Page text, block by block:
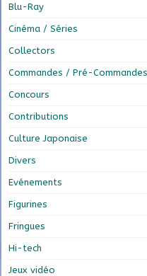
Blu-Ray
Cinéma / Séries
Collectors
Commandes / Pré-Commandes
Concours
Contributions
Culture Japonaise
Divers
Evénements
Figurines
Fringues
Hi-tech
Jeux vidéo